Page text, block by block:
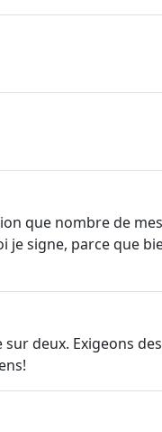
que nombre de
signe, parce que
deux. Exigeons